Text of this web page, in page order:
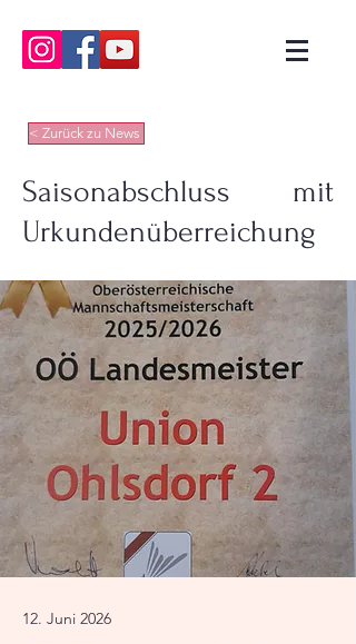
< Zurück zu News
Saisonabschluss mit
Urkundenüberreichung
12. Juni 2026